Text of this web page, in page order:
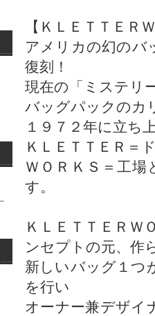
【ＫＬＥＴＴＥ
アメリカの幻のバ
復刻！
現在の「ミステリ
バッグパックのカ
１９７２年に立ち
ＫＬＥＴＴＥＲ＝
ＷＯＲＫＳ＝工
す。
ＫＬＥＴＴＥＲＷ
ンセプトの元、作
新しいバッグ１つ
を行い
オーナー兼デザイ